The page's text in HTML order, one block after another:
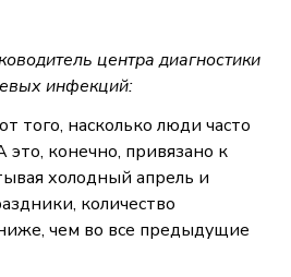
центра диагностики
инфекций:
того, насколько люди часто
конечно, привязано к
холодный апрель и
количество
чем во все предыдущие